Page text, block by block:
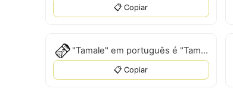
📋 Copiar
🫔 "Tamale" em português é "Tamale".
📋 Copiar